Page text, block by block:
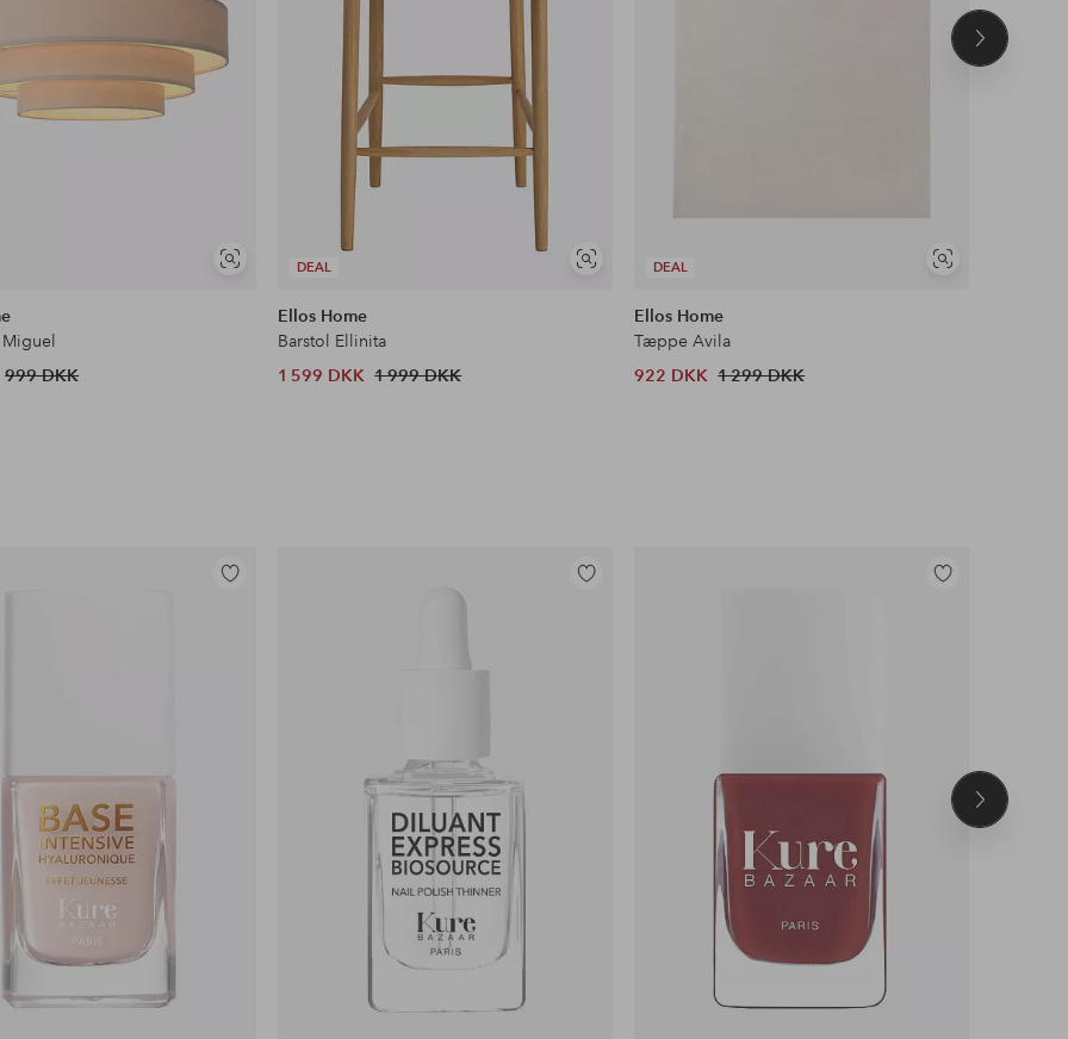
Se
999 DKK
DEAL
Se
Ellos Home
Barstol Ellinita
1 599 DKK 1 999 DKK
DEAL
Se
Ellos Home
Tæppe Avila
922 DKK 1 299 DKK
Næste
Tilføj
Tilføj
Tilføj
Næste